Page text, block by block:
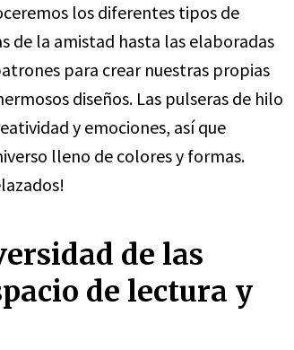
los diferentes tipos de
de la amistad hasta las elaboradas
para crear nuestras propias
diseños. Las pulseras de hilo
y emociones, así que
lleno de colores y formas.
de las
de lectura y